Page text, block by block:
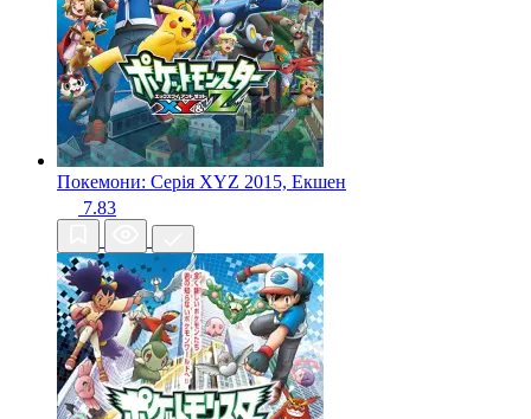
Покемони: Серія XYZ 2015, Екшен
7.83